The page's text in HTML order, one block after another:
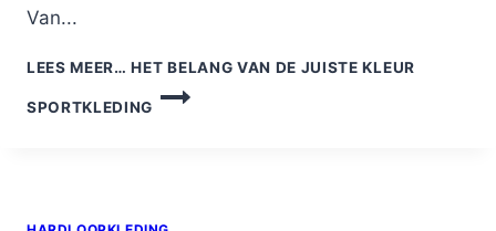
Van...
LEES MEER… HET BELANG VAN DE JUISTE KLEUR
SPORTKLEDING